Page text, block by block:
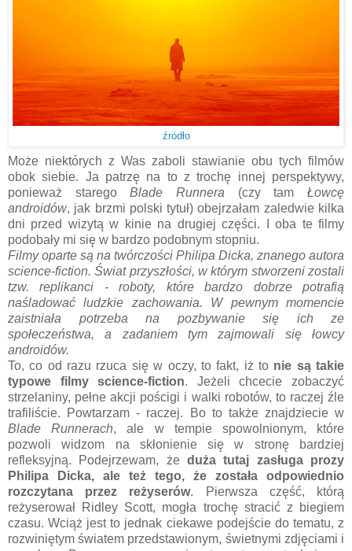
źródło
Może niektórych z Was zaboli stawianie obu tych filmów
obok siebie. Ja patrzę na to z trochę innej perspektywy,
ponieważ staregoBlade Runnera (czy tamŁowcę
androidów, jak brzmi polski tytuł) obejrzałam zaledwie kilka
dni przed wizytą w kinie na drugiej części. I oba te filmy
podobały mi się w bardzo podobnym stopniu.
Filmy oparte są na twórczości Philipa Dicka, znanego autora
science-fiction. Świat przyszłości, w którym stworzeni zostali
tzw. replikanci - roboty, które bardzo dobrze potrafią
naśladować ludzkie zachowania. W pewnym momencie
zaistniała potrzeba na pozbywanie się ich ze
społeczeństwa, a zadaniem tym zajmowali się łowcy
androidów.
To, co od razu rzuca się w oczy, to fakt, iż to nie są takie
typowe filmy science-fiction. Jeżeli chcecie zobaczyć
strzelaniny, pełne akcji pościgi i walki robotów, to raczej źle
trafiliście. Powtarzam - raczej. Bo to także znajdziecie w
Blade Runnerach, ale w tempie spowolnionym, które
pozwoli widzom na skłonienie się w stronę bardziej
refleksyjną. Podejrzewam, że duża tutaj zasługa prozy
Philipa Dicka, ale też tego, że została odpowiednio
rozczytana przez reżyserów. Pierwsza część, którą
reżyserował Ridley Scott, mogła trochę stracić z biegiem
czasu. Wciąż jest to jednak ciekawe podejście do tematu, z
rozwiniętym światem przedstawionym, świetnymi zdjęciami i